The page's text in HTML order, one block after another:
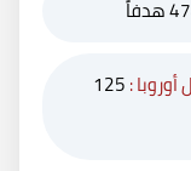
:
125